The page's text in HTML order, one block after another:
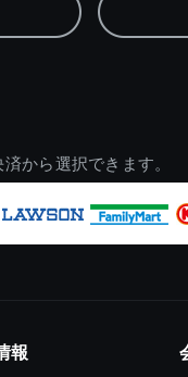
から選択できます。
報